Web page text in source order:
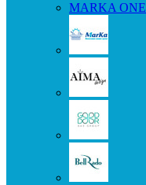
MARKA ONE